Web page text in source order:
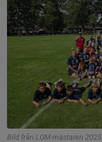
Bild från LGM-mästaren 2025